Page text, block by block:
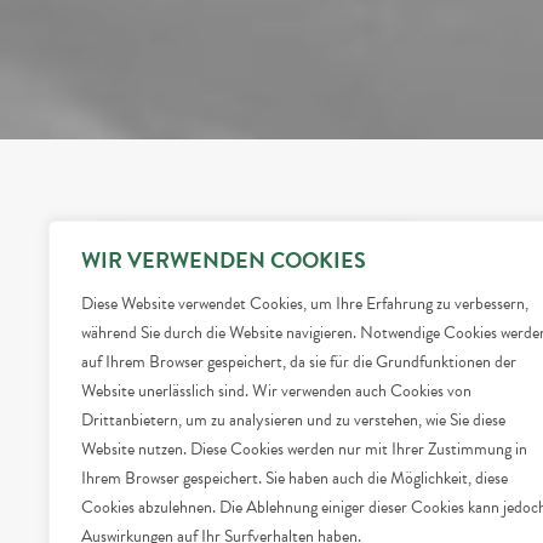
WIR VERWENDEN COOKIES
Diese Website verwendet Cookies, um Ihre Erfahrung zu verbessern,
während Sie durch die Website navigieren. Notwendige Cookies
auf Ihrem Browser gespeichert, da sie für die Grundfunktionen der
Website unerlässlich sind. Wir verwenden auch Cookies von
Drittanbietern, um zu analysieren und zu verstehen, wie Sie diese
Website nutzen. Diese Cookies werden nur mit Ihrer Zustimmung in
Ihrem Browser gespeichert. Sie haben auch die Möglichkeit, diese
Cookies abzulehnen. Die Ablehnung einiger dieser Cookies kann
Auswirkungen auf Ihr Surfverhalten haben.
Hallo Welt!
by root